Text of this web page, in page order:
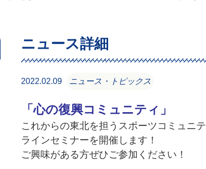
ニュース詳細
2022.02.09 ニュース・トピックス
「心の復興コミュニティ」
これからの東北を担うスポーツコミュニ
ラインセミナーを開催します！
ご興味がある方ぜひご参加ください！